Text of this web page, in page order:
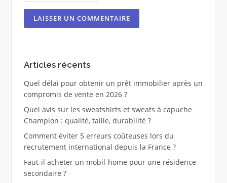
Articles récents
Quel délai pour obtenir un prêt immobilier après un
compromis de vente en 2026 ?
Quel avis sur les sweatshirts et sweats à capuche
Champion : qualité, taille, durabilité ?
Comment éviter 5 erreurs coûteuses lors du
recrutement international depuis la France ?
Faut-il acheter un mobil-home pour une résidence
secondaire ?